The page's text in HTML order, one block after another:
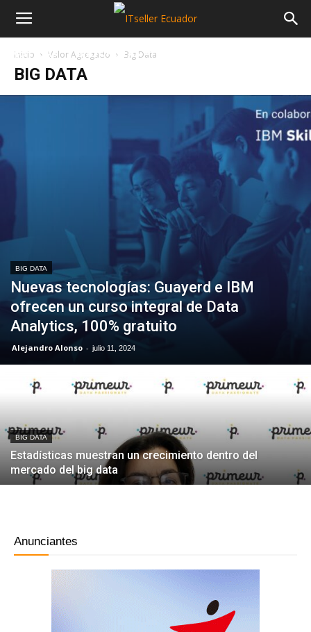
NOTICIAS MAYORISTAS
Inicio Valor Agregado Big Data
BIG DATA
BIG DATA
Nuevas tecnologías: Guayerd e IBM
ofrecen un curso integral de Data
Analytics, 100% gratuito
Alejandro Alonso - julio 11, 2024
BIG DATA
Estadísticas muestran un crecimiento dentro del
mercado del big data
Anunciantes